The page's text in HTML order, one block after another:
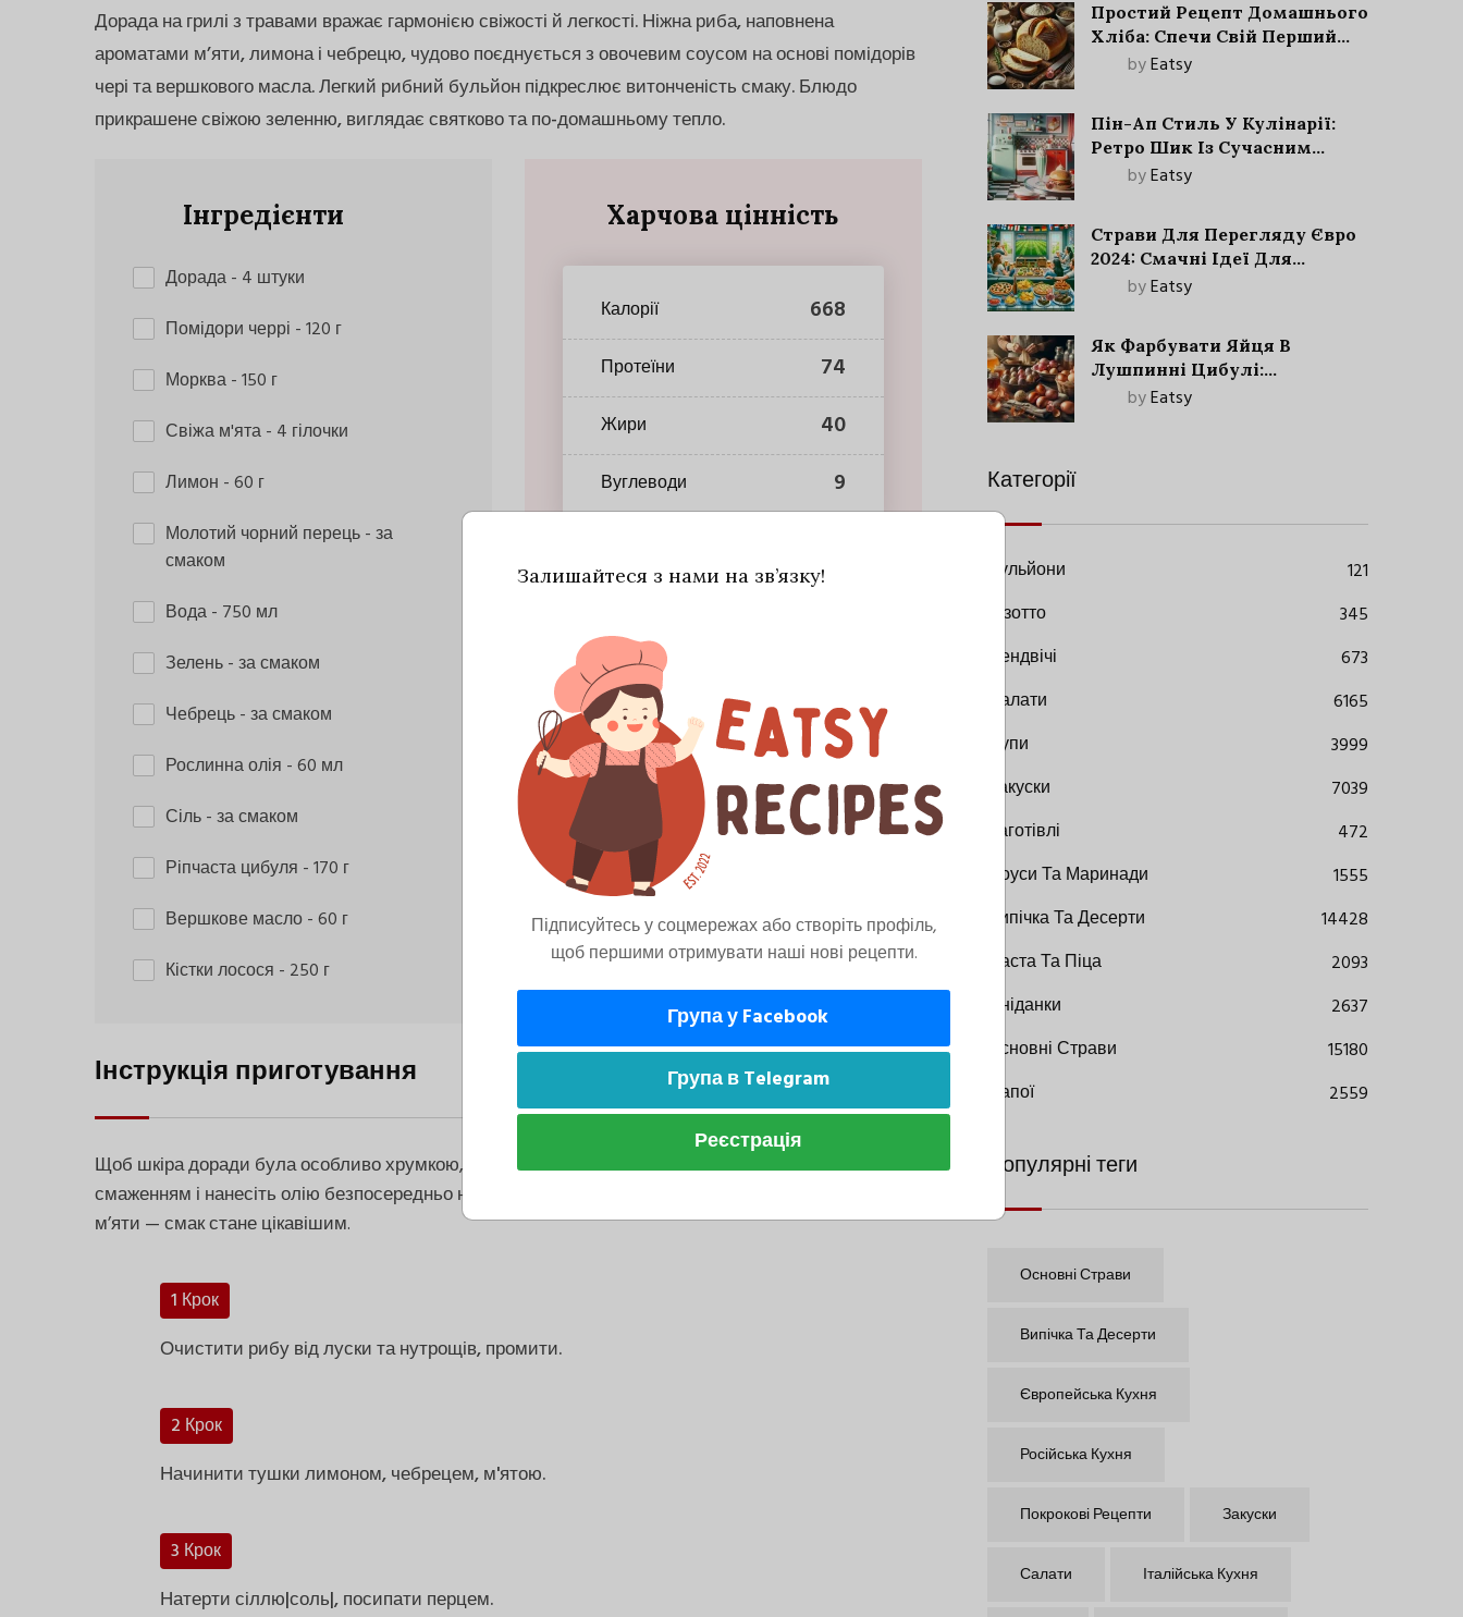
Дорада на грилі з травами вражає гармонією свіжості й легкості. Ніжна риба, наповнена
ароматами м’яти, лимона і чебрецю, чудово поєднується з овочевим соусом на основі помідорів
чері та вершкового масла. Легкий рибний бульйон підкреслює витонченість смаку. Блюдо
прикрашене свіжою зеленню, виглядає святково та по-домашньому тепло.
Інгредієнти
Дорада- 4 штуки
Помідори черрі - 120 г
Морква- 150 г
Свіжа м'ята- 4 гілочки
Лимон - 60 г
Молотий чорний перець- за
смаком
Вода- 750 мл
Зелень- за смаком
Чебрець- за смаком
Рослинна олія - 60 мл
Сіль- за смаком
Ріпчаста цибуля - 170 г
Вершкове масло- 60 г
Кістки лосося - 250 г
Харчова цінність
Калорії 668
Протеїни 74
Жири 40
Вуглеводи 9
Інструкція приготування
Щоб шкіра доради була особливо хрумкою, обов’язково ретельно просушіть рибу перед
смаженням і нанесіть олію безпосередньо на шкіру. Для соусу спробуйте додати кілька листків
м’яти — смак стане цікавішим.
1 Крок
Очистити рибу від луски та нутрощів, промити.
2 Крок
Начинити тушки лимоном, чебрецем, м'ятою.
3 Крок
Натерти сіллю|соль|, посипати перцем.
Простий Рецепт Домашнього
Хліба: Спечи Свій Перший
Запашний Хліб!
byEatsy
Пін-Ап Стиль У Кулінарії:
Ретро Шик Із Сучасним
Акцентом
byEatsy
Страви Для Перегляду Євро
2024: Смачні Ідеї Для
Футбольного Свята
byEatsy
Як Фарбувати Яйця В
Лушпинні Цибулі:
Старовинний Метод З
byEatsy
Категорії
Бульйони
121
Різотто
345
Сендвічі
673
Салати
6165
Супи
3999
Закуски
7039
Заготівлі
472
Соуси Та Маринади
1555
Випічка Та Десерти
14428
Паста Та Піца
2093
Сніданки
2637
Основні Страви
15180
Напої
2559
Популярні теги
Основні Страви
Випічка Та Десерти
Європейська Кухня
Російська Кухня
Покрокові Рецепти Закуски
Салати Італійська Кухня
Залишайтеся з нами на зв’язку!
Підписуйтесь у соцмережах або створіть профіль,
щоб першими отримувати наші нові рецепти.
Група у Facebook
Група в Telegram
Реєстрація